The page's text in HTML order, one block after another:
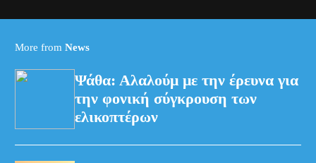
More from News
Ψάθα: Αλαλούμ με την έρευνα για
την φονική σύγκρουση των
ελικοπτέρων